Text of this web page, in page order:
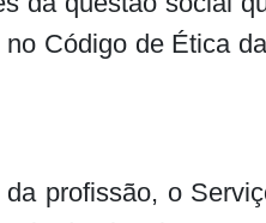
Código de Ética
profissão, o